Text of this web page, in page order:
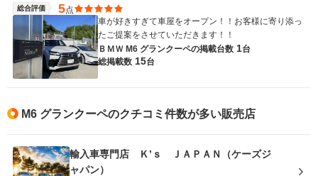
総合評価 5点
車が好きすぎて車屋をオープン！！お客様に寄り添っ
たご提案をさせていただきます！！
ＢＭＷ M6 グランクーペの掲載台数 1台
総掲載数 15台
M6 グランクーペのクチコミ件数が多い販売店
輸入車専門店 Ｋ’ｓ ＪＡＰＡＮ（ケーズジ
ャパン）